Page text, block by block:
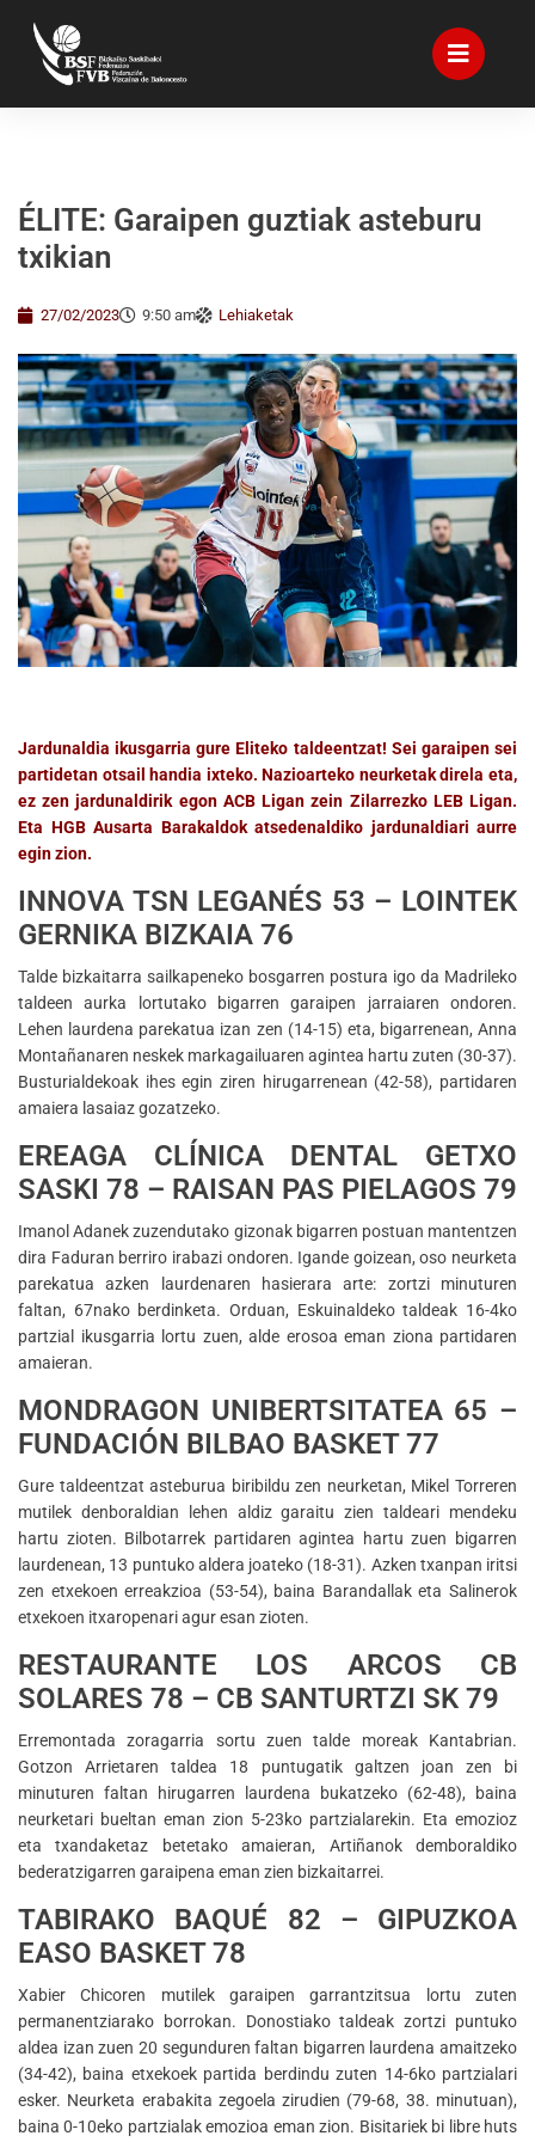
ÉLITE: Garaipen guztiak asteburu
txikian
27/02/2023 9:50 am Lehiaketak
Jardunaldia ikusgarria gure Eliteko taldeentzat! Sei garaipen sei
partidetan otsail handia ixteko. Nazioarteko neurketak direla eta,
ez zen jardunaldirik egon ACB Ligan zein Zilarrezko LEB Ligan.
Eta HGB Ausarta Barakaldok atsedenaldiko jardunaldiari aurre
egin zion.
INNOVA TSN LEGANÉS 53 – LOINTEK
GERNIKA BIZKAIA 76
Talde bizkaitarra sailkapeneko bosgarren postura igo da Madrileko
taldeen aurka lortutako bigarren garaipen jarraiaren ondoren.
Lehen laurdena parekatua izan zen (14-15) eta, bigarrenean, Anna
Montañanaren neskek markagailuaren agintea hartu zuten (30-37).
Busturialdekoak ihes egin ziren hirugarrenean (42-58), partidaren
amaiera lasaiaz gozatzeko.
EREAGA CLÍNICA DENTAL GETXO
SASKI 78 – RAISAN PAS PIELAGOS 79
Imanol Adanek zuzendutako gizonak bigarren postuan mantentzen
dira Faduran berriro irabazi ondoren. Igande goizean, oso neurketa
parekatua azken laurdenaren hasierara arte: zortzi minuturen
faltan, 67nako berdinketa. Orduan, Eskuinaldeko taldeak 16-4ko
partzial ikusgarria lortu zuen, alde erosoa eman ziona partidaren
amaieran.
MONDRAGON UNIBERTSITATEA 65 –
FUNDACIÓN BILBAO BASKET 77
Gure taldeentzat asteburua biribildu zen neurketan, Mikel Torreren
mutilek denboraldian lehen aldiz garaitu zien taldeari mendeku
hartu zioten. Bilbotarrek partidaren agintea hartu zuen bigarren
laurdenean, 13 puntuko aldera joateko (18-31). Azken txanpan iritsi
zen etxekoen erreakzioa (53-54), baina Barandallak eta Salinerok
etxekoen itxaropenari agur esan zioten.
RESTAURANTE LOS ARCOS CB
SOLARES 78 – CB SANTURTZI SK 79
Erremontada zoragarria sortu zuen talde moreak Kantabrian.
Gotzon Arrietaren taldea 18 puntugatik galtzen joan zen bi
minuturen faltan hirugarren laurdena bukatzeko (62-48), baina
neurketari bueltan eman zion 5-23ko partzialarekin. Eta emozioz
eta txandaketaz betetako amaieran, Artiñanok demboraldiko
bederatzigarren garaipena eman zien bizkaitarrei.
TABIRAKO BAQUÉ 82 – GIPUZKOA
EASO BASKET 78
Xabier Chicoren mutilek garaipen garrantzitsua lortu zuten
permanentziarako borrokan. Donostiako taldeak zortzi puntuko
aldea izan zuen 20 segunduren faltan bigarren laurdena amaitzeko
(34-42), baina etxekoek partida berdindu zuten 14-6ko partzialari
esker. Neurketa erabakita zegoela zirudien (79-68, 38. minutuan),
baina 0-10eko partzialak emozioa eman zion. Bisitariek bi libre huts